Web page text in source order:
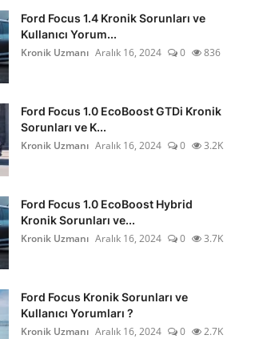
Ford Focus 1.4 Kronik Sorunları ve
Kullanıcı Yorum...
Kronik Uzmanı Aralık 16, 2024 0 836
Ford Focus 1.0 EcoBoost GTDi Kronik
Sorunları ve K...
Kronik Uzmanı Aralık 16, 2024 0 3.2K
Ford Focus 1.0 EcoBoost Hybrid
Kronik Sorunları ve...
Kronik Uzmanı Aralık 16, 2024 0 3.7K
Ford Focus Kronik Sorunları ve
Kullanıcı Yorumları ?
Kronik Uzmanı Aralık 16, 2024 0 2.7K